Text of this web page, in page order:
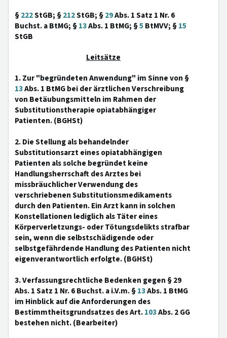
§222StGB; §212StGB; §29Abs. 1 Satz 1 Nr. 6
Buchst. a BtMG; §13Abs. 1 BtMG; §5 BtMVV; §15
StGB
Leitsätze
1. Zur "begründeten Anwendung" im Sinne von §
13Abs. 1 BtMG bei der ärztlichen Verschreibung
von Betäubungsmitteln im Rahmen der
Substitutionstherapie opiatabhängiger
Patienten. (BGHSt)
2. Die Stellung als behandelnder
Substitutionsarzt eines opiatabhängigen
Patienten als solche begründet keine
Handlungsherrschaft des Arztes bei
missbräuchlicher Verwendung des
verschriebenen Substitutionsmedikaments
durch den Patienten. Ein Arzt kann in solchen
Konstellationen lediglich als Täter eines
Körperverletzungs- oder Tötungsdelikts strafbar
sein, wenn die selbstschädigende oder
selbstgefährdende Handlung des Patienten nicht
eigenverantwortlich erfolgte. (BGHSt)
3. Verfassungsrechtliche Bedenken gegen § 29
Abs. 1 Satz 1 Nr. 6 Buchst. a i.V.m. §13Abs. 1 BtMG
im Hinblick auf die Anforderungen des
Bestimmtheitsgrundsatzes des Art.103Abs. 2 GG
bestehen nicht. (Bearbeiter)